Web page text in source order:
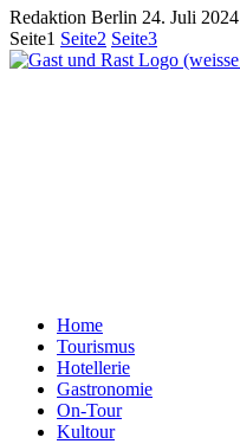
Redaktion Berlin 24. Juli 2024
Seite1 Seite2 Seite3
Home
Tourismus
Hotellerie
Gastronomie
On-Tour
Kultour